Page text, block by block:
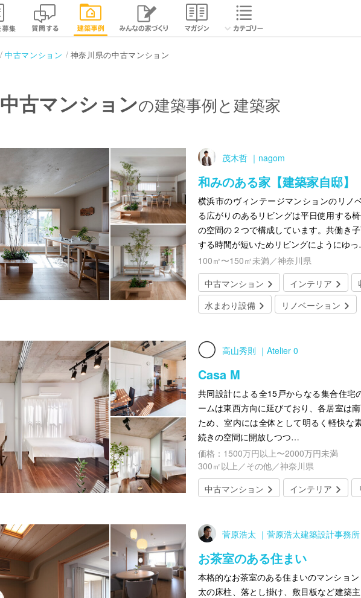
中古マンション 神奈川県の中古マンション
中古マンションの建築事例と建築家
茂木哲 ｜nagom
和みのある家【建築家自邸】
横浜市のヴィンテージマンションのリノ
る広がりのあるリビングは平日使用する
の空間の２つで構成しています。共働き
する時間が短いためリビングにようにゆ
100㎡〜150㎡未満／神奈川県
中古マンション
インテリア
水まわり設備
リノベーション
高山秀則 ｜Atelier 0
Casa M
共同設計による全15戸からなる集合住宅
ームは東西方向に延びており、各居室は
ため、室内には全体として明るく軽快な
続きの空間に開放しつつ…
価格：1500万円以上〜2000万円未満
300㎡以上／その他／神奈川県
中古マンション
インテリア
菅原浩太 ｜菅原浩太建築設計事務所
お茶室のある住まい
本格的なお茶室のある住まいのマンショ
太の床柱、落とし掛け、敷目板など建築